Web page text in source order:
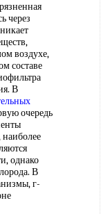
через
воздухе,
составе
В
очередь
наиболее
однако
В
г-